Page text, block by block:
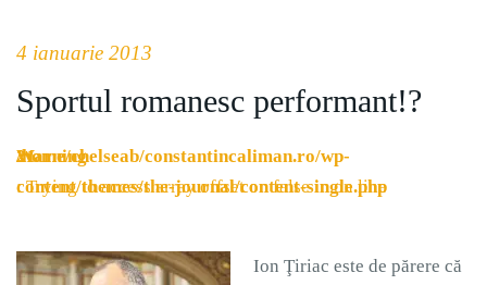
4 ianuarie 2013
Sportul romanesc performant!?
Warning
: Trying to access array offset on false in
/home/chelseab/constantincaliman.ro/wp-
content/themes/the-journal/content-single.php
on line
21
Ion Ţiriac este de părere că